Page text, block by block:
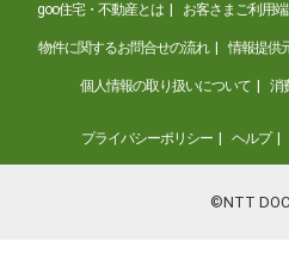
goo住宅・不動産とは お客さまご利用
物件に関するお問合せの流れ 情報提供
個人情報の取り扱いについて 消
プライバシーポリシー ヘルプ
©NTT